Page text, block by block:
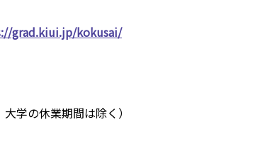
grad.kiui.jp/kokusai/
学の休業期間は除く）